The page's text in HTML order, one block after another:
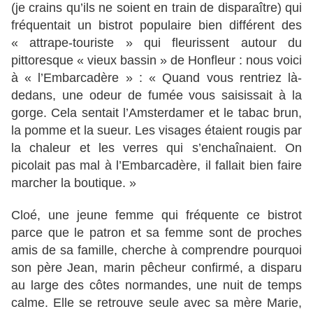
(je crains qu’ils ne soient en train de disparaître) qui
fréquentait un bistrot populaire bien différent des
« attrape-touriste » qui fleurissent autour du
pittoresque « vieux bassin » de Honfleur : nous voici
à « l’Embarcadère » : « Quand vous rentriez là-
dedans, une odeur de fumée vous saisissait à la
gorge. Cela sentait l’Amsterdamer et le tabac brun,
la pomme et la sueur. Les visages étaient rougis par
la chaleur et les verres qui s’enchaînaient. On
picolait pas mal à l’Embarcadère, il fallait bien faire
marcher la boutique. »
Cloé, une jeune femme qui fréquente ce bistrot
parce que le patron et sa femme sont de proches
amis de sa famille, cherche à comprendre pourquoi
son père Jean, marin pêcheur confirmé, a disparu
au large des côtes normandes, une nuit de temps
calme. Elle se retrouve seule avec sa mère Marie,